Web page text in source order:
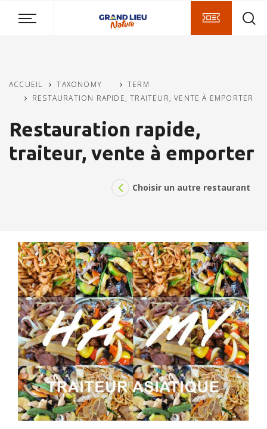
content
recherche
ACCUEIL TAXONOMY
TERM
RESTAURATION RAPIDE, TRAITEUR, VENTE À EMPORTER
Restauration rapide,
traiteur, vente à emporter
Choisir un autre restaurant